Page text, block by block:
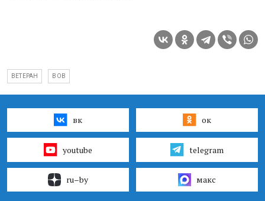
ВЕТЕРАН ВОВ
вк ок
youtube telegram
ru–by макс